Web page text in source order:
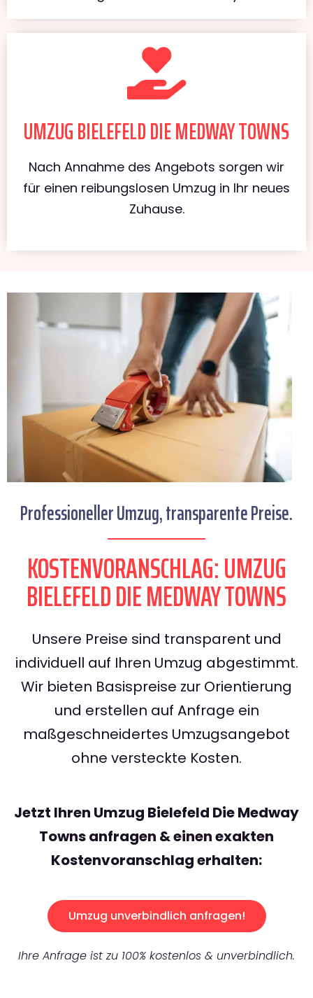
UMZUG BIELEFELD DIE MEDWAY TOWNS
Nach Annahme des Angebots sorgen wir
für einen reibungslosen Umzug in Ihr neues
Zuhause.
Professioneller Umzug, transparente Preise.
KOSTENVORANSCHLAG: UMZUG
BIELEFELD DIE MEDWAY TOWNS
Unsere Preise sind transparent und
individuell auf Ihren Umzug abgestimmt.
Wir bieten Basispreise zur Orientierung
und erstellen auf Anfrage ein
maßgeschneidertes Umzugsangebot
ohne versteckte Kosten.
Jetzt Ihren Umzug Bielefeld Die Medway
Towns anfragen & einen exakten
Kostenvoranschlag erhalten:
Umzug unverbindlich anfragen!
Ihre Anfrage ist zu 100% kostenlos & unverbindlich.